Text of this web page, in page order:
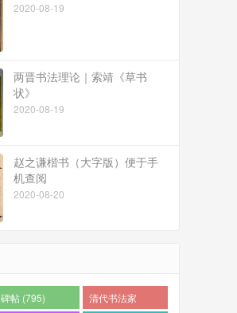
2020-08-19
两晋书法理论｜索靖《草书
状》
2020-08-19
赵之谦楷书（大字版）便于手
机查阅
2020-08-20
碑帖 (795)
清代书法家